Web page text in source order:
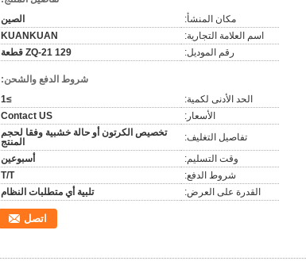
مكان المنشأ:
الصين
اسم العلامة التجارية:
KUANKUAN
رقم الموديل:
ZQ-21 129 قطعة
شروط الدفع والشحن:
الحد الأدنى لكمية:
≥1
الأسعار:
Contact US
تفاصيل التغليف:
تخصيص الكرتون أو حالة خشبية وفقا لحجم
المنتج
وقت التسليم:
أسبوعين
شروط الدفع:
T/T
القدرة على العرض:
تلبية أي متطلبات النظام
اتصل